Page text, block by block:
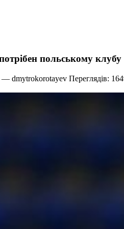
польському клубу
— dmytrokorotayev Переглядів: